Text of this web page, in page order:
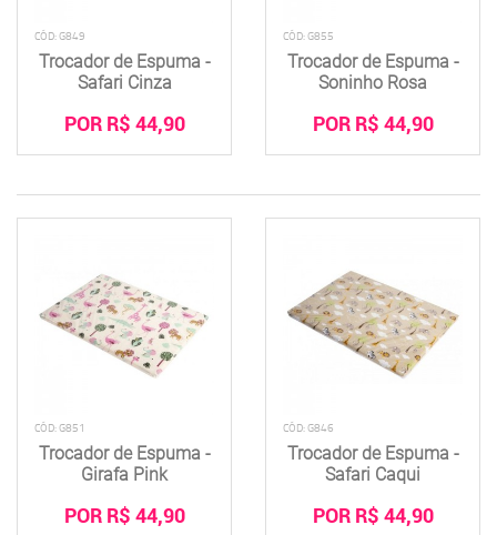
CÓD: G849
Trocador de Espuma -
Safari Cinza
POR R$ 44,90
CÓD: G855
Trocador de Espuma -
Soninho Rosa
POR R$ 44,90
CÓD: G851
Trocador de Espuma -
Girafa Pink
POR R$ 44,90
CÓD: G846
Trocador de Espuma -
Safari Caqui
POR R$ 44,90